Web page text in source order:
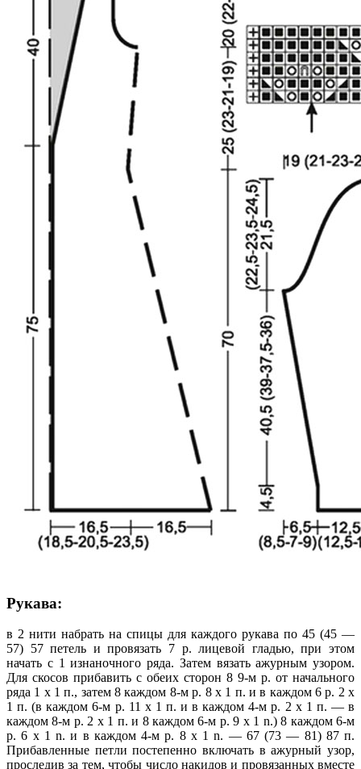
Рукава:
в 2 нити набрать на спицы для каждого рукава по 45 (45 —
57) 57 петель и провязать 7 р. лицевой гладью, при этом
начать с 1 изнаночного ряда. Затем вязать ажурным узором.
Для скосов прибавить с обеих сторон 8 9-м р. от начального
ряда 1 х 1 п., затем 8 каждом 8-м р. 8 х 1 п. и в каждом 6 р. 2 х
1 п. (в каждом 6-м р. 11 х 1 п. и в каждом 4-м р. 2 х 1 п. — в
каждом 8-м p. 2 х 1 п. и 8 каждом 6-м p. 9 х 1 n.) 8 каждом 6-м
p. 6 x 1 n. и в каждом 4-м p. 8 x 1 n. — 67 (73 — 81) 87 п.
Прибавленные петли постепенно включать в ажурный узор,
проследив за тем, чтобы число накидов и провязанных вместе